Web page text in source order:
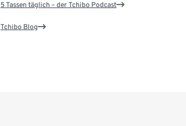
5 Tassen täglich – der Tchibo Podcast
Tchibo Blog